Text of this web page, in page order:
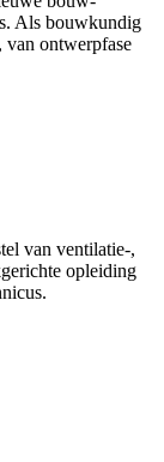
Als bouwkundig
van ontwerpfase
van ventilatie-,
opleiding